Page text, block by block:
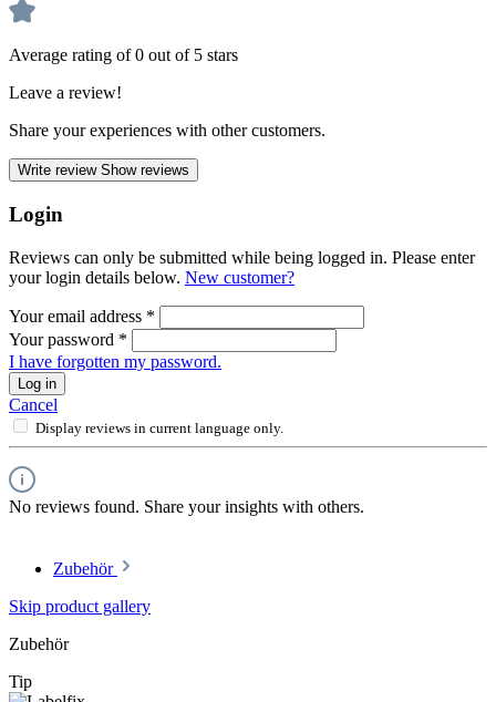
Average rating of 0 out of 5 stars
Leave a review!
Share your experiences with other customers.
Write review Show reviews
Login
Reviews can only be submitted while being logged in. Please enter
your login details below. New customer?
Your email address *
Your password *
I have forgotten my password.
Log in
Cancel
Display reviews in current language only.
No reviews found. Share your insights with others.
Zubehör
Skip product gallery
Zubehör
Tip